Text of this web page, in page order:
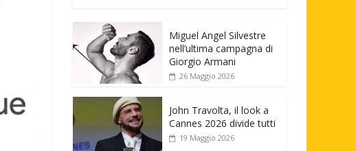
Miguel Angel Silvestre
nell’ultima campagna di
Giorgio Armani
26 Maggio 2026
John Travolta, il look a
Cannes 2026 divide tutti
19 Maggio 2026